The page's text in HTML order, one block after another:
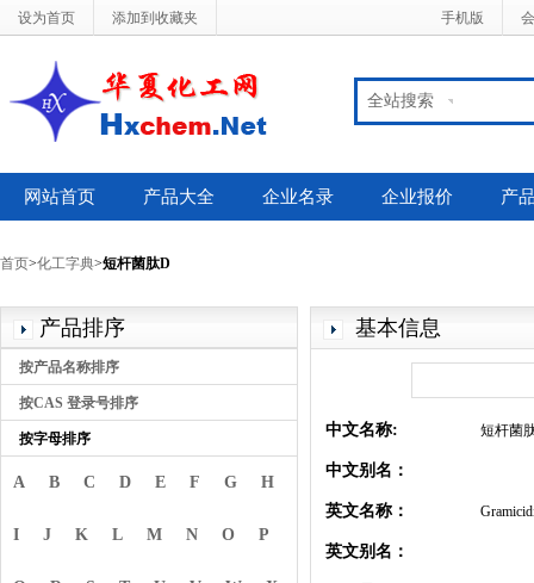
设为首页 添加到收藏夹 手机版
全站搜索
网站首页 产品大全 企业名录 企业报价 产
首页>化工字典>短杆菌肽D
产品排序
按产品名称排序
按CAS 登录号排序
按字母排序
A B C D E F G H
I J K L M N O P
基本信息
中文名称: 短杆菌
中文别名：
英文名称：
英文别名：